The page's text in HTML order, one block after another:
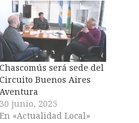
Chascomús será sede del
Circuito Buenos Aires
Aventura
30 junio, 2025
En «Actualidad Local»